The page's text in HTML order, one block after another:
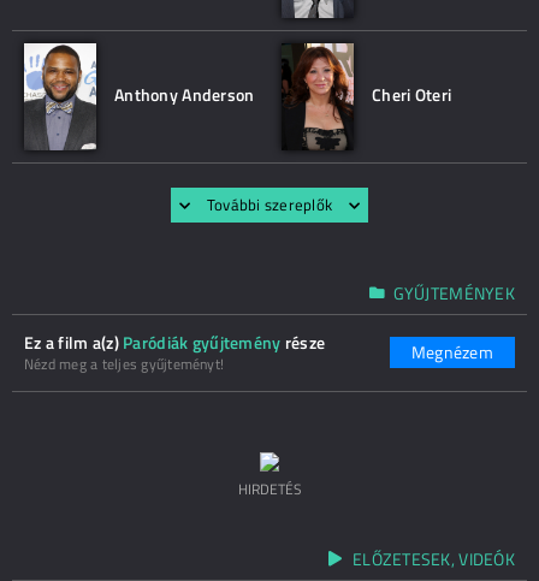
Anthony Anderson Cheri Oteri
További szereplők
GYŰJTEMÉNYEK
Ez a film a(z)Paródiák gyűjtemény része
Nézd meg a teljes gyűjteményt! Megnézem
HIRDETÉS
ELŐZETESEK, VIDEÓK